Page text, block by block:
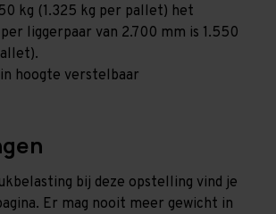
kg (1.325 kg per pallet) het
liggerpaar van 2.700 mm is 1.550
hoogte verstelbaar
bij deze opstelling vind je
Er mag nooit meer gewicht in